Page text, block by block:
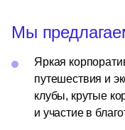
Мы
Яркая
путешествия и
клубы, крутые
и участие в